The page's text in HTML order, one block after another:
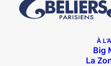
À
Big
La
Capture d’écran